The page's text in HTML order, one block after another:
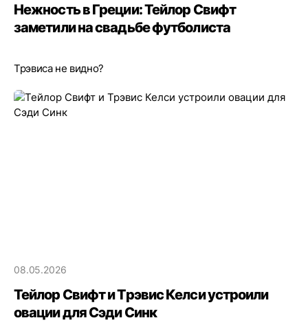
Нежность в Греции: Тейлор Свифт
заметили на свадьбе футболиста
Трэвиса не видно?
08.05.2026
Тейлор Свифт и Трэвис Келси устроили
овации для Сэди Синк